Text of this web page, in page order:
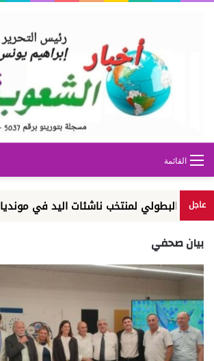
القائمة
عاجل لمنتخب ناشئات اليد في مونديال العالم
بيان صحفي